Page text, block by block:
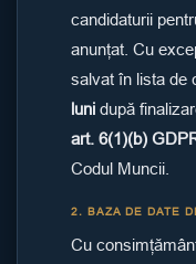
candidaturii
anunțat. Cu
salvat în lista de
luni după
art. 6(1)(b)
Codul Muncii.
2. BAZA DE DATE
Cu